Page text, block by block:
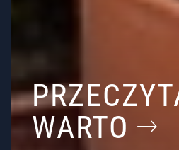
WARTO